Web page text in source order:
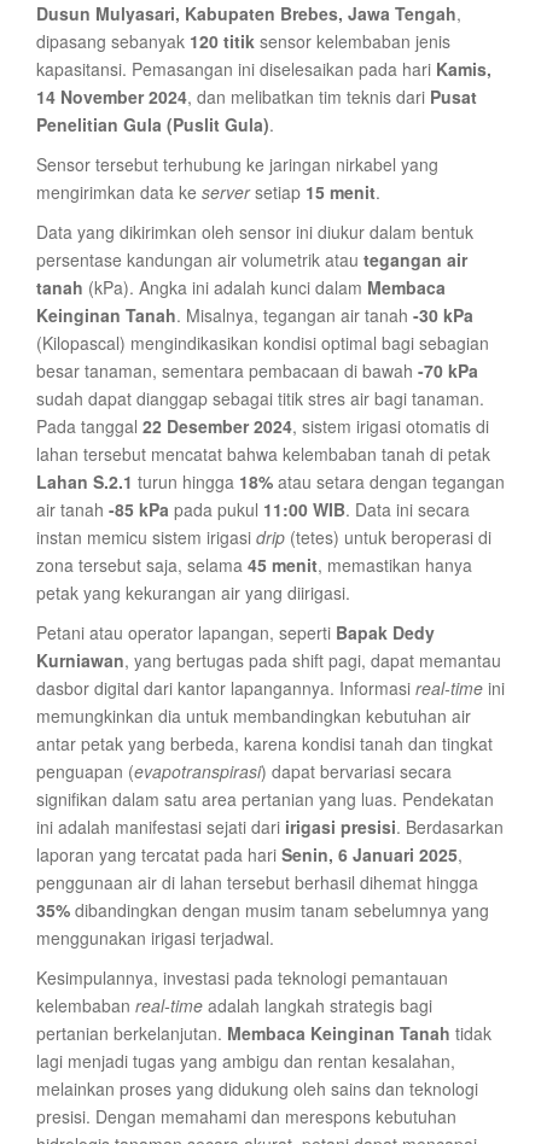
Dusun Mulyasari, Kabupaten Brebes, Jawa Tengah,
dipasang sebanyak 120 titik sensor kelembaban jenis
kapasitansi. Pemasangan ini diselesaikan pada hari Kamis,
14 November 2024, dan melibatkan tim teknis dari Pusat
Penelitian Gula (Puslit Gula).
Sensor tersebut terhubung ke jaringan nirkabel yang
mengirimkan data ke serversetiap 15 menit.
Data yang dikirimkan oleh sensor ini diukur dalam bentuk
persentase kandungan air volumetrik atau tegangan air
tanah (kPa). Angka ini adalah kunci dalam Membaca
Keinginan Tanah. Misalnya, tegangan air tanah -30 kPa
(Kilopascal) mengindikasikan kondisi optimal bagi sebagian
besar tanaman, sementara pembacaan di bawah -70 kPa
sudah dapat dianggap sebagai titik stres air bagi tanaman.
Pada tanggal 22 Desember 2024, sistem irigasi otomatis di
lahan tersebut mencatat bahwa kelembaban tanah di petak
Lahan S.2.1 turun hingga 18% atau setara dengan tegangan
air tanah -85 kPa pada pukul 11:00 WIB. Data ini secara
instan memicu sistem irigasi drip (tetes) untuk beroperasi di
zona tersebut saja, selama 45 menit, memastikan hanya
petak yang kekurangan air yang diirigasi.
Petani atau operator lapangan, seperti Bapak Dedy
Kurniawan, yang bertugas pada shift pagi, dapat memantau
dasbor digital dari kantor lapangannya. Informasi real-time ini
memungkinkan dia untuk membandingkan kebutuhan air
antar petak yang berbeda, karena kondisi tanah dan tingkat
penguapan (evapotranspirasi) dapat bervariasi secara
signifikan dalam satu area pertanian yang luas. Pendekatan
ini adalah manifestasi sejati dari irigasi presisi. Berdasarkan
laporan yang tercatat pada hari Senin, 6 Januari 2025,
penggunaan air di lahan tersebut berhasil dihemat hingga
35% dibandingkan dengan musim tanam sebelumnya yang
menggunakan irigasi terjadwal.
Kesimpulannya, investasi pada teknologi pemantauan
kelembaban real-time adalah langkah strategis bagi
pertanian berkelanjutan. Membaca Keinginan Tanah tidak
lagi menjadi tugas yang ambigu dan rentan kesalahan,
melainkan proses yang didukung oleh sains dan teknologi
presisi. Dengan memahami dan merespons kebutuhan